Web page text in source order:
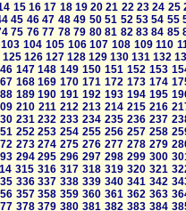
15 16 17 18 19 20 21 22 23 24 25
45 46 47 48 49 50 51 52 53 54 55
75 76 77 78 79 80 81 82 83 84 85
103 104 105 106 107 108 109 110
125 126 127 128 129 130 131 132
147 148 149 150 151 152 153
168 169 170 171 172 173 174
189 190 191 192 193 194 195
210 211 212 213 214 215 216
231 232 233 234 235 236 237
252 253 254 255 256 257 258
273 274 275 276 277 278 279
294 295 296 297 298 299 300
315 316 317 318 319 320 321
336 337 338 339 340 341 342
357 358 359 360 361 362 363
378 379 380 381 382 383 384